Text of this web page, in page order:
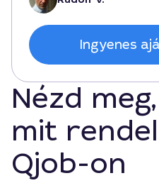
Ingyenes
Nézd
mit
Qjob-on